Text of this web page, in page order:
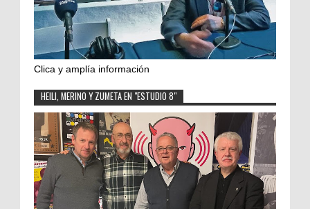
Clica y amplía información
HEILI, MERINO Y ZUMETA EN "ESTUDIO 8"